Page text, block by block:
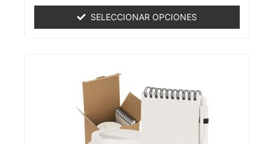
5
SELECCIONAR OPCIONES